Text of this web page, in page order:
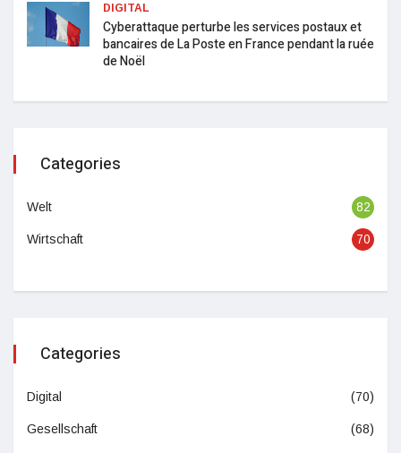
DIGITAL
Cyberattaque perturbe les services postaux et
bancaires de La Poste en France pendant la ruée
de Noël
Categories
Welt 82
Wirtschaft 70
Categories
Digital (70)
Gesellschaft (68)